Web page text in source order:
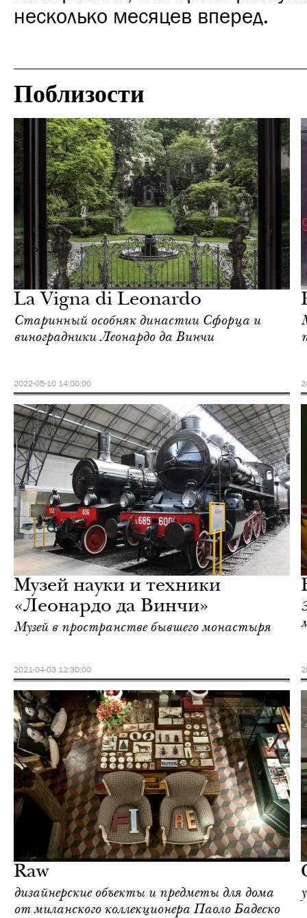
несколько месяцев вперед.
Поблизости
La Vigna di Leonardo
Старинный особняк династии Сфорца и
виноградники Леонардо да Винчи
2022-05-10 14:00:00
Музей науки и техники
«Леонардо да Винчи»
Музей в пространстве бывшего монастыря
2021-04-03 12:30:00
Raw
дизайнерские объекты и предметы для дома
от миланского коллекционера Паоло Бадеско